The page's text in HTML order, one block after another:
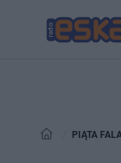
PIĄTA